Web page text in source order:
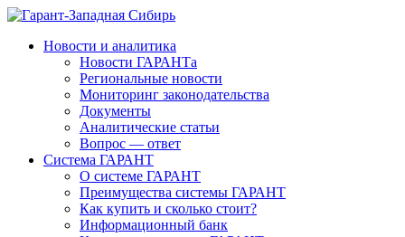
Новости и аналитика
Новости ГАРАНТа
Региональные новости
Мониторинг законодательства
Документы
Аналитические статьи
Вопрос — ответ
Система ГАРАНТ
О системе ГАРАНТ
Преимущества системы ГАРАНТ
Как купить и сколько стоит?
Информационный банк